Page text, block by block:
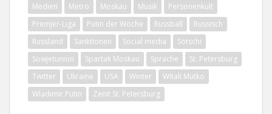
Medien
Metro Moskau Musik
Personenkult
Premjer-Liga
Putin der Woche Russball
Russisch
Russland
Sanktionen Social media
Sotschi
Sowjetunion
Spartak Moskau Sprache
St. Petersburg
Twitter
Ukraine USA Winter
Witali Mutko
Wladimir Putin
Zenit St. Petersburg